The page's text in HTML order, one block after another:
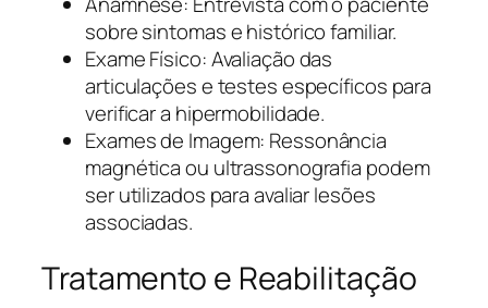
sobre sintomas e histórico familiar.
Exame Físico: Avaliação das
articulações e testes específicos para
verificar a hipermobilidade.
Exames de Imagem: Ressonância
magnética ou ultrassonografia podem
ser utilizados para avaliar lesões
associadas.
Tratamento e Reabilitação